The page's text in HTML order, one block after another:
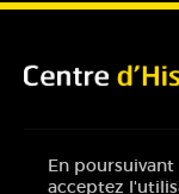
En
acceptez